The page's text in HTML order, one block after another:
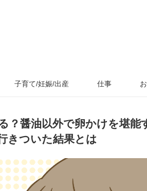
子育て/妊娠/出産 仕事
？醤油以外で卵かけを堪能
きついた結果とは